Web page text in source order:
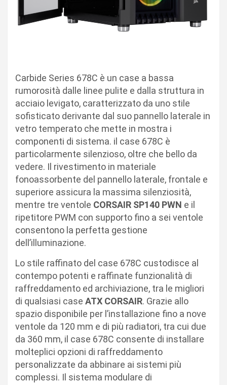
Carbide Series 678C è un case a bassa
rumorosità dalle linee pulite e dalla struttura in
acciaio levigato, caratterizzato da uno stile
sofisticato derivante dal suo pannello laterale in
vetro temperato che mette in mostra i
componenti di sistema. il case 678C è
particolarmente silenzioso, oltre che bello da
vedere. Il rivestimento in materiale
fonoassorbente del pannello laterale, frontale e
superiore assicura la massima silenziosità,
mentre tre ventole CORSAIR SP140 PWN e il
ripetitore PWM con supporto fino a sei ventole
consentono la perfetta gestione
dell’illuminazione.
Lo stile raffinato del case 678C custodisce al
contempo potenti e raffinate funzionalità di
raffreddamento ed archiviazione, tra le migliori
di qualsiasi case ATX CORSAIR. Grazie allo
spazio disponibile per l’installazione fino a nove
ventole da 120 mm e di più radiatori, tra cui due
da 360 mm, il case 678C consente di installare
molteplici opzioni di raffreddamento
personalizzate da abbinare ai sistemi più
complessi. Il sistema modulare di